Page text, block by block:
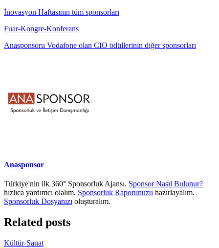
İnovasyon Haftasının tüm sponsorları
Fuar-Kongre-Konferans
Anasponsoru Vodafone olan CIO ödüllerinin diğer sponsorları
Anasponsor
Türkiye'nin ilk 360° Sponsorluk Ajansı. Sponsor Nasıl Bulunur?
hızlıca yardımcı olalım. Sponsorluk Raporunuzu hazırlayalım.
Sponsorluk Dosyanızı oluşturalım.
Related posts
Kültür-Sanat